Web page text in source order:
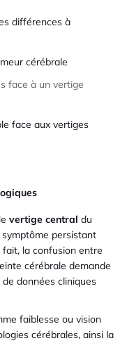
différences à
cérébrale
face à un vertige
face aux vertiges
vertige central du
persistant
fait, la confusion entre
cérébrale demande
données cliniques
faiblesse ou vision
cérébrales, ainsi la